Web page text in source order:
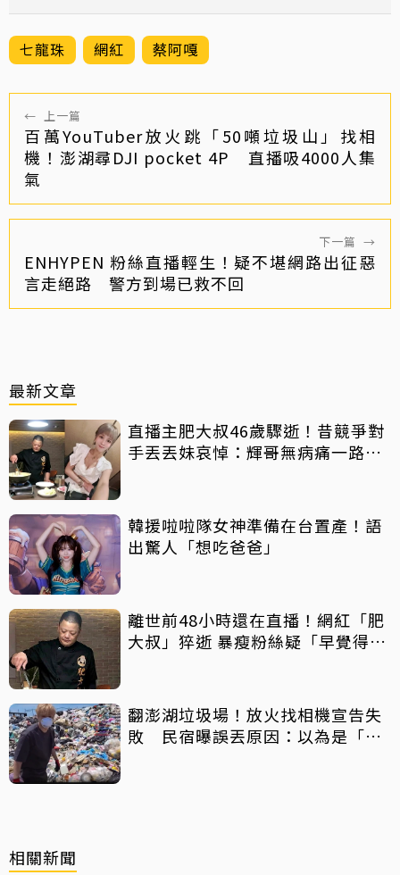
七龍珠 網紅 蔡阿嘎
← 上一篇
百萬YouTuber放火跳「50噸垃圾山」找相
機！澎湖尋DJI pocket 4P 直播吸4000人集
氣
下一篇 →
ENHYPEN 粉絲直播輕生！疑不堪網路出征惡
言走絕路 警方到場已救不回
最新文章
直播主肥大叔46歲驟逝！昔競爭對
手丟丟妹哀悼：輝哥無病痛一路好
韓援啦啦隊女神準備在台置產！語
出驚人「想吃爸爸」
離世前48小時還在直播！網紅「肥
大叔」猝逝 暴瘦粉絲疑「早覺得不
翻澎湖垃圾場！放火找相機宣告失
敗 民宿曝誤丟原因：以為是「按
相關新聞